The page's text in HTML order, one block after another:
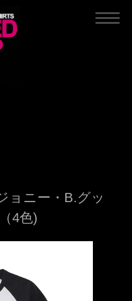
ョニー・B.グッ
4色)